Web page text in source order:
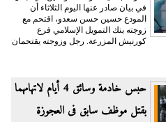
في بيان صادر عنها اليوم الثلاثاء أن
المودع حسين حسن سعدو، اقتحم مع
زوجته بنك التمويل الإسلامي فرع
كورنيش المزرعة. رجل وزوجته يقتحمان
حبس خادمة وسائق 4 أيام لاتهامهما
بقتل موظف سابق فى العجوزة